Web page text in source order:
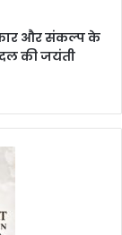
और संकल्प के
की जयंती